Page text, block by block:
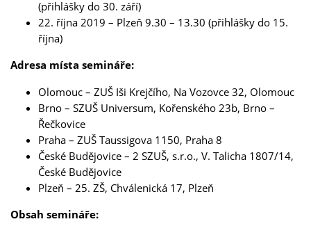
(přihlášky do 30. září)
22. října 2019 – Plzeň 9.30 – 13.30 (přihlášky do 15.
října)
Adresa místa semináře:
Olomouc – ZUŠ Iši Krejčího, Na Vozovce 32, Olomouc
Brno – SZUŠ Universum, Kořenského 23b, Brno –
Řečkovice
Praha – ZUŠ Taussigova 1150, Praha 8
České Budějovice – 2 SZUŠ, s.r.o., V. Talicha 1807/14,
České Budějovice
Plzeň – 25. ZŠ, Chválenická 17, Plzeň
Obsah semináře: